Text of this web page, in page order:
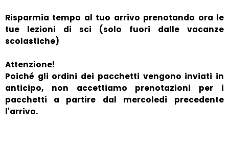
Risparmia tempo al tuo arrivo prenotando ora le
tue lezioni di sci (solo fuori dalle vacanze
scolastiche)
Attenzione!
Poiché gli ordini dei pacchetti vengono inviati in
anticipo, non accettiamo prenotazioni per i
pacchetti a partire dal mercoledì precedente
l'arrivo.